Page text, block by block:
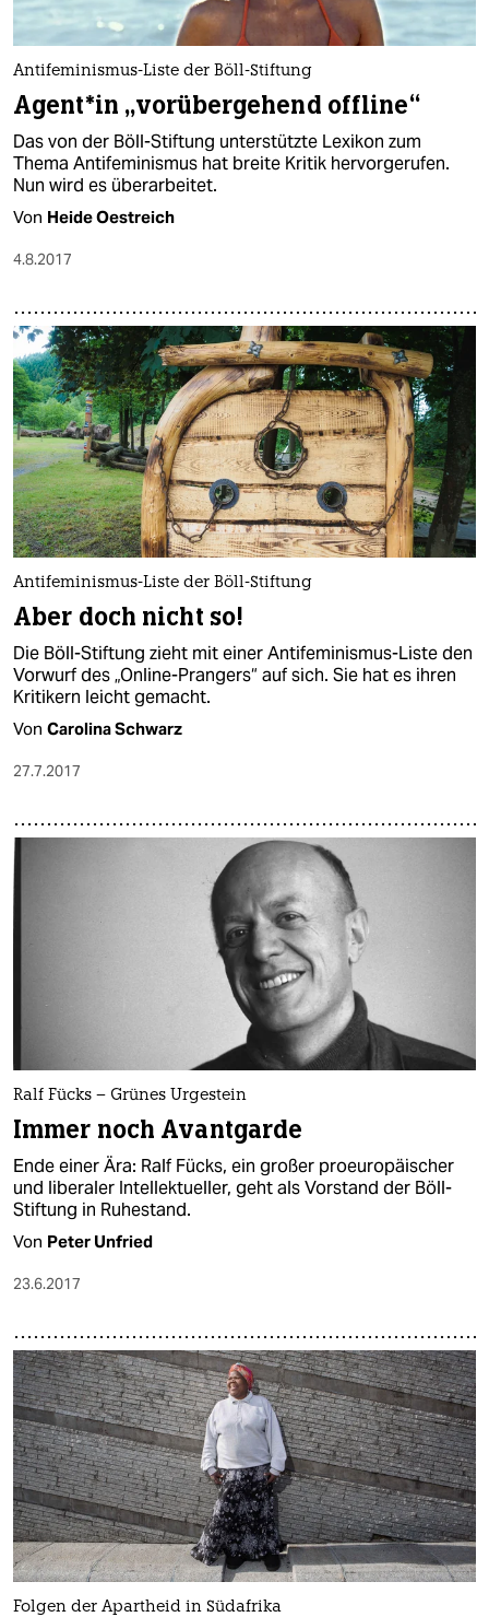
Antifeminismus-Liste der Böll-Stiftung
Agent*in „vorübergehend offline“
Das von der Böll-Stiftung unterstützte Lexikon zum
Thema Antifeminismus hat breite Kritik hervorgerufen.
Nun wird es überarbeitet.
Von Heide Oestreich
4.8.2017
Antifeminismus-Liste der Böll-Stiftung
Aber doch nicht so!
Die Böll-Stiftung zieht mit einer Antifeminismus-Liste den
Vorwurf des „Online-Prangers“ auf sich. Sie hat es ihren
Kritikern leicht gemacht.
Von Carolina Schwarz
27.7.2017
Ralf Fücks – Grünes Urgestein
Immer noch Avantgarde
Ende einer Ära: Ralf Fücks, ein großer proeuropäischer
und liberaler Intellektueller, geht als Vorstand der Böll-
Stiftung in Ruhestand.
Von Peter Unfried
23.6.2017
Folgen der Apartheid in Südafrika